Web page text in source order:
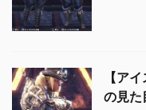
【ア
の見た